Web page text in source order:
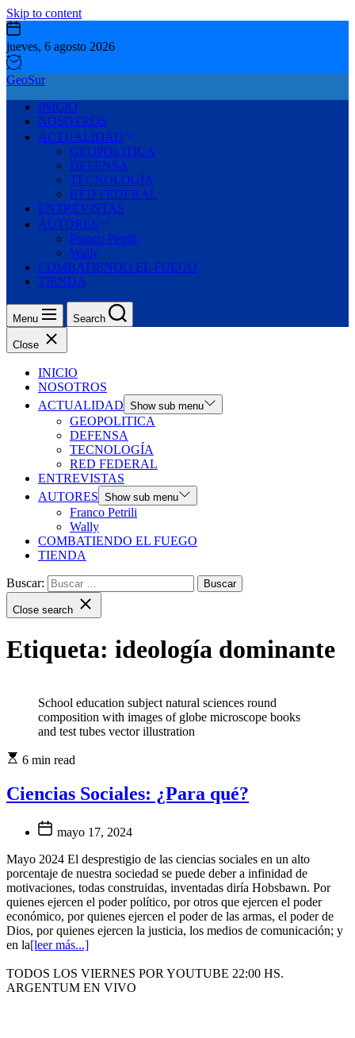
Skip to content
jueves, 6 agosto 2026
GeoSur
INICIO
NOSOTROS
ACTUALIDAD
GEOPOLITICA
DEFENSA
TECNOLOGÍA
RED FEDERAL
ENTREVISTAS
AUTORES
Franco Petrili
Wally
COMBATIENDO EL FUEGO
TIENDA
Menu Search
Close
INICIO
NOSOTROS
ACTUALIDAD Show sub menu
GEOPOLITICA
DEFENSA
TECNOLOGÍA
RED FEDERAL
ENTREVISTAS
AUTORES Show sub menu
Franco Petrili
Wally
COMBATIENDO EL FUEGO
TIENDA
Buscar:
Close search
Etiqueta: ideología dominante
School education subject natural sciences round
composition with images of globe microscope books
and test tubes vector illustration
6 min read
Ciencias Sociales: ¿Para qué?
mayo 17, 2024
Mayo 2024 El desprestigio de las ciencias sociales en un alto
porcentaje de nuestra sociedad se puede deber a infinidad de
motivaciones, todas construidas, inventadas diría Hobsbawn. Por
quienes ejercen el poder político, por otros que ejercen el poder
económico, por quienes ejercen el poder de las armas, el poder de
Dios, por quienes ejercen la justicia, los medios de comunicación; y
en la[leer más...]
TODOS LOS VIERNES POR YOUTUBE 22:00 HS.
ARGENTUM EN VIVO